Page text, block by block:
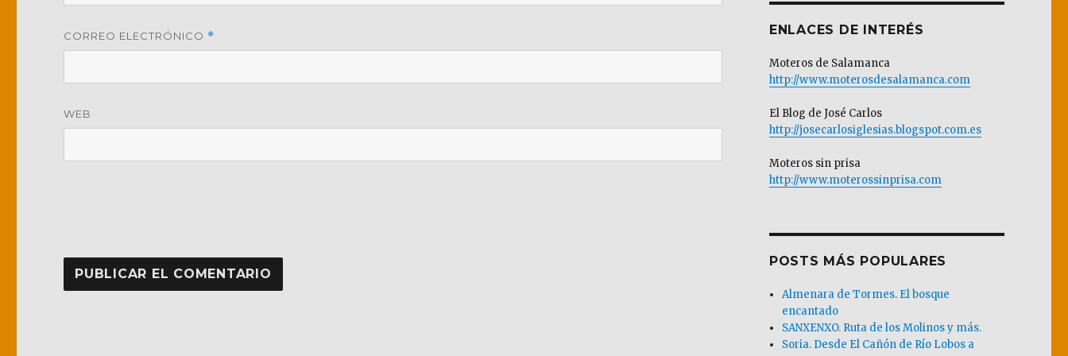
CORREO ELECTRÓNICO *
WEB
ENLACES DE INTERÉS
Moteros de Salamanca
http://www.moterosdesalamanca.com
El Blog de José Carlos
http://josecarlosiglesias.blogspot.com.es
Moteros sin prisa
http://www.moterossinprisa.com
POSTS MÁS POPULARES
Almenara de Tormes. El bosque
encantado
SANXENXO. Ruta de los Molinos y más.
Soria. Desde El Cañón de Río Lobos a